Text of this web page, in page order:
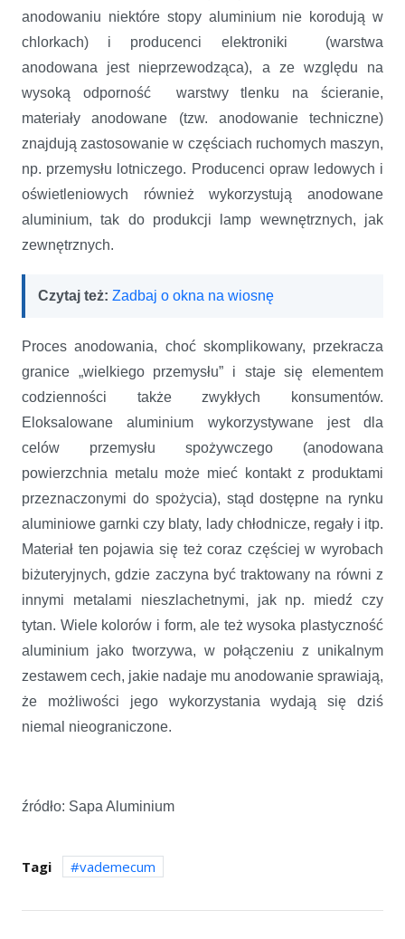
anodowaniu niektóre stopy aluminium nie korodują w
chlorkach) i producenci elektroniki (warstwa
anodowana jest nieprzewodząca), a ze względu na
wysoką odporność warstwy tlenku na ścieranie,
materiały anodowane (tzw. anodowanie techniczne)
znajdują zastosowanie w częściach ruchomych maszyn,
np. przemysłu lotniczego. Producenci opraw ledowych i
oświetleniowych również wykorzystują anodowane
aluminium, tak do produkcji lamp wewnętrznych, jak
zewnętrznych.
Czytaj też: Zadbaj o okna na wiosnę
Proces anodowania, choć skomplikowany, przekracza
granice „wielkiego przemysłu” i staje się elementem
codzienności także zwykłych konsumentów.
Eloksalowane aluminium wykorzystywane jest dla
celów przemysłu spożywczego (anodowana
powierzchnia metalu może mieć kontakt z produktami
przeznaczonymi do spożycia), stąd dostępne na rynku
aluminiowe garnki czy blaty, lady chłodnicze, regały i itp.
Materiał ten pojawia się też coraz częściej w wyrobach
biżuteryjnych, gdzie zaczyna być traktowany na równi z
innymi metalami nieszlachetnymi, jak np. miedź czy
tytan. Wiele kolorów i form, ale też wysoka plastyczność
aluminium jako tworzywa, w połączeniu z unikalnym
zestawem cech, jakie nadaje mu anodowanie sprawiają,
że możliwości jego wykorzystania wydają się dziś
niemal nieograniczone.
źródło: Sapa Aluminium
Tagi vademecum